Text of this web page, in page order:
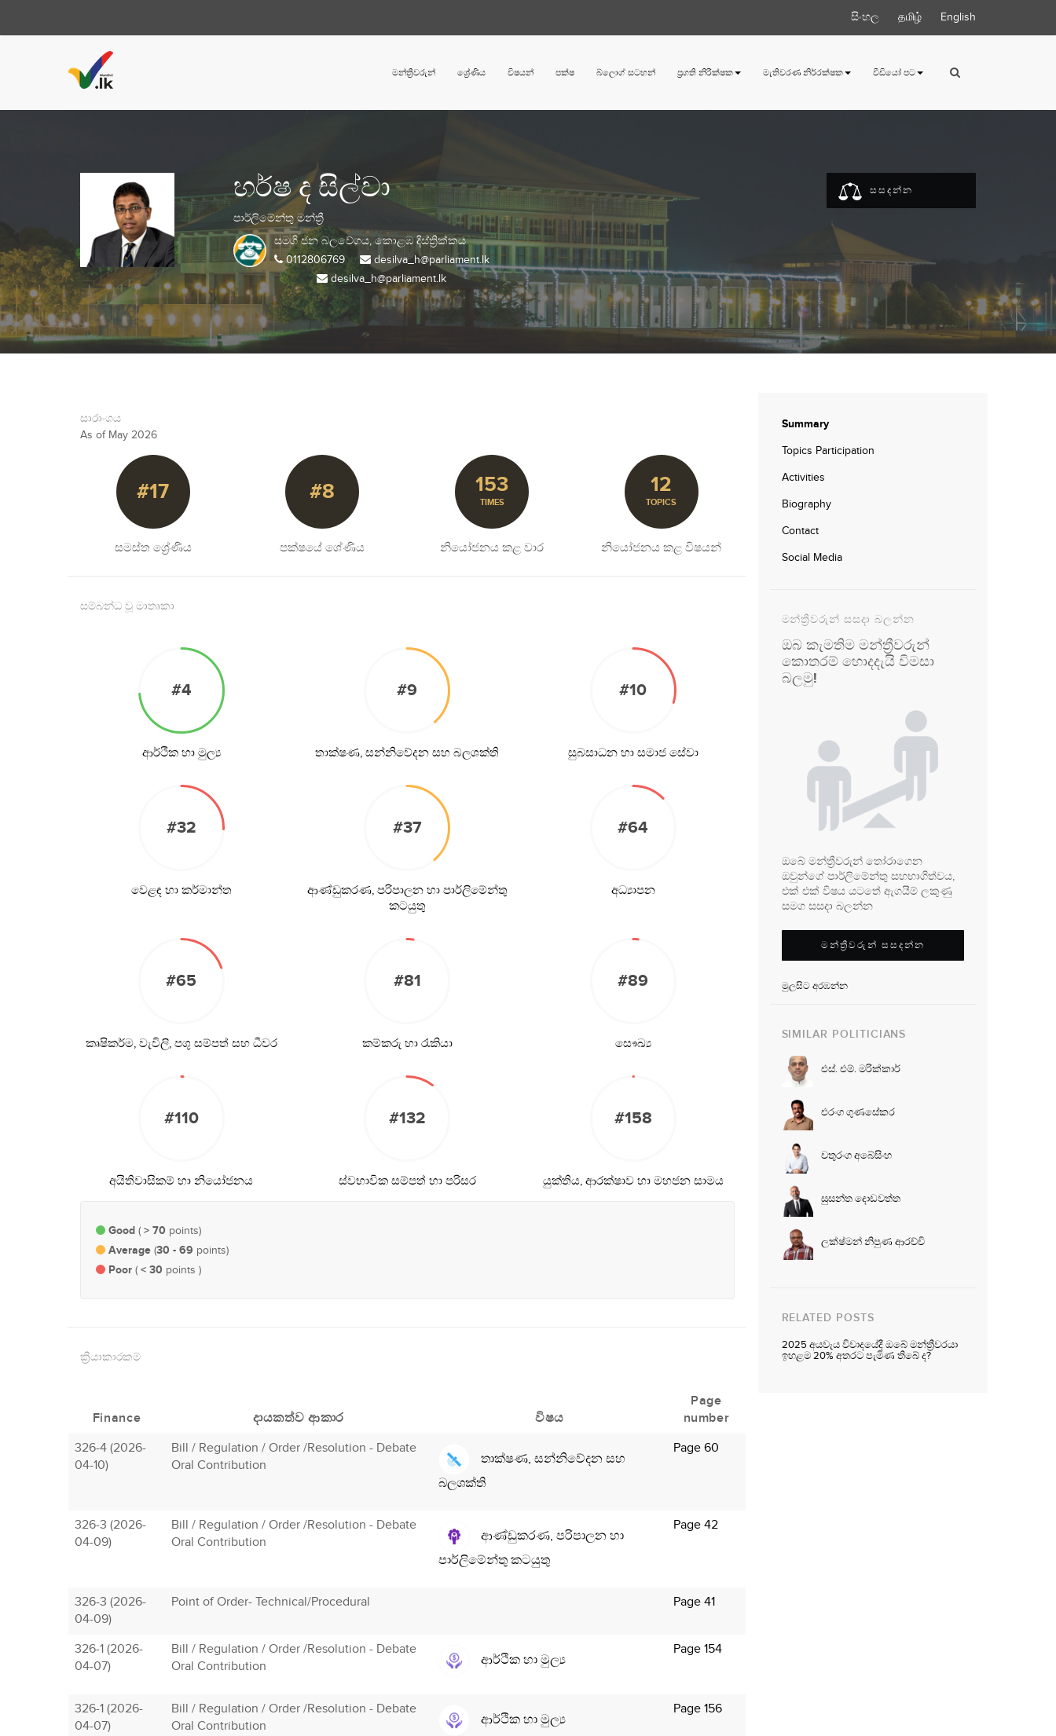
සිංහල தமிழ் English
මන්ත්‍රීවරුන් ශ්‍රේණිය විෂයන් පක්ෂ බ්ලොග් සටහන් ප්‍රගති නිරීක්ෂක මැතිවරණ නිර්‍රක්ෂක වීඩියෝ පට
හර්ෂ ද සිල්වා
පාර්ලිමේන්තු මන්ත්‍රී
සමගි ජන බලවේගය, කොළඹ දිස්ත්‍රික්කය
0112806769
desilva_h@parliament.lk
desilva_h@parliament.lk
සසදන්න
සාරාංශය
As of May 2026
#17
සමස්ත ශ්‍රේණිය
#8
පක්ෂයේ ශේණිය
153
TIMES
නියෝජනය කළ වාර
12
TOPICS
නියෝජනය කළ විෂයන්
සම්බන්ධ වූ මාතෘකා
#4
ආර්ථික හා මුල්‍ය
#9
තාක්ෂණ, සන්නිවේදන සහ බලශක්ති
#10
සුබසාධන හා සමාජ සේවා
#32
වෙළඳ හා කර්මාන්ත
#37
ආණ්ඩුකරණ, පරිපාලන හා පාර්ලිමේන්තු
කටයුතු
#64
අධ්‍යාපන
#65
කෘෂිකර්ම, වැවිලි, පශු සම්පත් සහ ධීවර
#81
කම්කරු හා රැකියා
#89
සෞඛ්‍ය
#110
අයිතිවාසිකම් හා නියෝජනය
#132
ස්වභාවික සම්පත් හා පරිසර
#158
යුක්තිය, ආරක්ෂාව හා මහජන සාමය
Good ( > 70 points)
Average (30 - 69 points)
Poor ( < 30 points )
ක්‍රියාකාරකම්
Finance දායකත්ව ආකාර විෂය
Page
number
326-4 (2026-
04-10)
Bill / Regulation / Order /Resolution - Debate
Oral Contribution
තාක්ෂණ, සන්නිවේදන සහ
බලශක්ති
Page 60
326-3 (2026-
04-09)
Bill / Regulation / Order /Resolution - Debate
Oral Contribution
ආණ්ඩුකරණ, පරිපාලන හා
පාර්ලිමේන්තු කටයුතු
Page 42
326-3 (2026-
04-09)
Point of Order- Technical/Procedural Page 41
326-1 (2026-
04-07)
Bill / Regulation / Order /Resolution - Debate
Oral Contribution
ආර්ථික හා මුල්‍ය
Page 154
326-1 (2026-
04-07)
Bill / Regulation / Order /Resolution - Debate
Oral Contribution
ආර්ථික හා මුල්‍ය
Page 156
Summary
Topics Participation
Activities
Biography
Contact
Social Media
මන්ත්‍රීවරුන් සසදා බලන්න
ඔබ කැමතිම මන්ත්‍රීවරුන්
කොතරම් හොදදැයි විමසා
බලමු!
ඔබේ මන්ත්‍රීවරුන් තෝරාගෙන
ඔවුන්ගේ පාර්ලිමේන්තු සහභාගිත්වය,
එක් එක් විෂය යටතේ ඇගයීම් ලකුණු
සමග සසදා බලන්න
මන්ත්‍රීවරුන් සසදන්න
මුලසිට අරඹන්න
SIMILAR POLITICIANS
එස්. එම්. මරික්කාර්
එරංග ගුණසේකර
චතුරංග අබේසිංහ
සුසන්ත දොඩවත්ත
ලක්ෂ්මන් නිපුණ ආරච්චි
RELATED POSTS
2025 අයවැය විවාදයේදී ඔබේ මන්ත්‍රීවරයා
ඉහළම 20% අතරට පැමිණ තිබේ ද?